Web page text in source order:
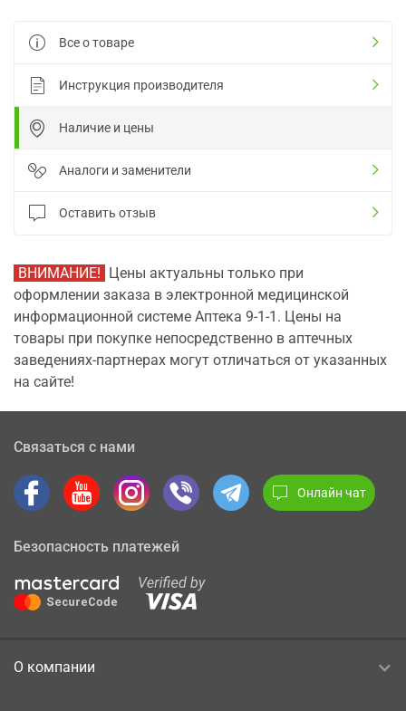
Все о товаре
Инструкция производителя
Наличие и цены
Аналоги и заменители
Оставить отзыв
ВНИМАНИЕ! Цены актуальны только при
оформлении заказа в электронной медицинской
информационной системе Аптека 9-1-1. Цены на
товары при покупке непосредственно в аптечных
заведениях-партнерах могут отличаться от указанных
на сайте!
Связаться с нами
Онлайн чат
Безопасность платежей
О компании